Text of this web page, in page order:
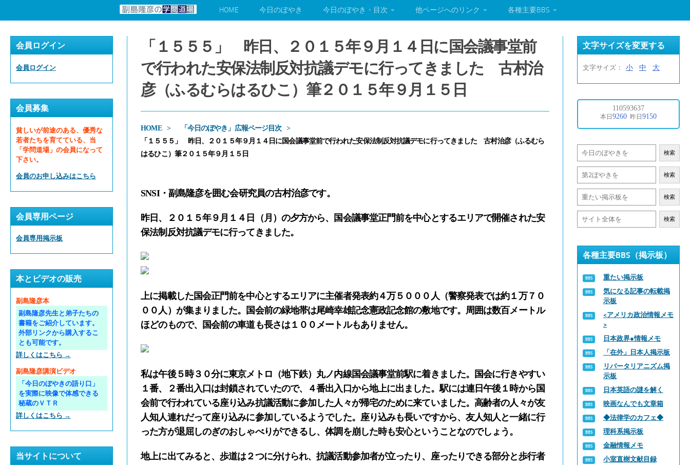
HOME 今日のぼやき 今日のぼやき・目次 他ページへのリンク 各種主要BBS
「１５５５」 昨日、２０１５年９月１４日に国会議事堂前
で行われた安保法制反対抗議デモに行ってきました 古村治
彦（ふるむらはるひこ）筆２０１５年９月１５日
HOME
「今日のぼやき」広報ページ目次
「１５５５」 昨日、２０１５年９月１４日に国会議事堂前で行われた安保法制反対抗議デモに行ってきました 古村治彦（ふるむら
はるひこ）筆２０１５年９月１５日
SNSI・副島隆彦を囲む会研究員の古村治彦です。
昨日、２０１５年９月１４日（月）の夕方から、国会議事堂正門前を中心とするエリアで開催された安
保法制反対抗議デモに行ってきました。
上に掲載した国会正門前を中心とするエリアに主催者発表約４万５０００人（警察発表では約１万７０
００人）が集まりました。国会前の緑地帯は尾崎幸雄記念憲政記念館の敷地です。周囲は数百メートル
ほどのもので、国会前の車道も長さは１００メートルもありません。
私は午後５時３０分に東京メトロ（地下鉄）丸ノ内線国会議事堂前駅に着きました。国会に行きやすい
１番、２番出入口は封鎖されていたので、４番出入口から地上に出ました。駅には連日午後１時から国
会前で行われている座り込み抗議活動に参加した人々が帰宅のために来ていました。高齢者の人々が友
人知人連れだって座り込みに参加しているようでした。座り込みも長いですから、友人知人と一緒に行
った方が退屈しのぎのおしゃべりができるし、体調を崩した時も安心ということなのでしょう。
地上に出てみると、歩道は２つに分けられ、抗議活動参加者が立ったり、座ったりできる部分と歩行者
会員ログイン
会員ログイン
会員募集
貧しいが前途のある、優秀な
若者たちを育てている、当
「学問道場」の会員になって
下さい。
会員のお申し込みはこちら
会員専用ページ
会員専用掲示板
本とビデオの販売
副島隆彦本
副島隆彦先生と弟子たちの
書籍をご紹介しています。
外部リンクから購入するこ
とも可能です。
詳しくはこちら →
副島隆彦講演ビデオ
「今日のぼやきの語り口」
を実際に映像で体感できる
秘蔵のＶＴＲ
詳しくはこちら →
当サイトについて
文字サイズを変更する
文字サイズ： 小 中 大
検索
検索
検索
検索
各種主要BBS（掲示板）
重たい掲示板
気になる記事の転載掲
示板
<アメリカ政治情報メモ
>
日本政界●情報メモ
「在外」日本人掲示板
リバータリアニズム掲
示板
日本英語の謎を解く
映画なんでも文章箱
◆法律学のカフェ◆
理科系掲示板
金融情報メモ
小室直樹文献目録